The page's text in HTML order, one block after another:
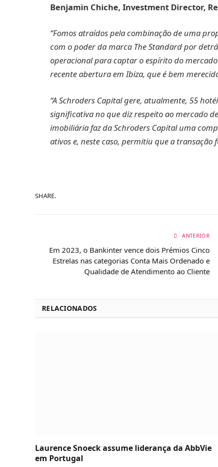
Benjamin Chiche, Investment Director,
“Fomos atraídos pela combinação de uma
com o poder da marca The Standard por
operacional para captar o espírito do
recente abertura em Ibiza, que é bem
“A Schroders Capital gere, atualmente, 55
significativa no que diz respeito ao mercado
imobiliária faz da Schroders Capital uma
ativos e, neste caso, permitiu que a
SHARE.
ANTERIOR
Em 2023, o Bankinter vence dois Prémios Cinco
Estrelas nas categorias Conta Mais Ordenado e
Qualidade de Atendimento ao Cliente
RELACIONADOS
Laurence Snoeck assume liderança da AbbVie
em Portugal